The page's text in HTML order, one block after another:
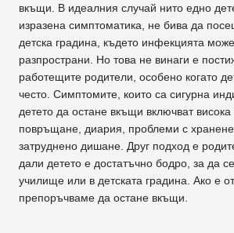
вкъщи. В идеалния случай нито едно
изразена симптоматика, не бива да
детска градина, където инфекцията
разпространи. Но това не винаги е
работещите родители, особено когато
често. Симптомите, които са сигурна
детето да остане вкъщи включват висока
повръщане, диария, проблеми с
затруднено дишане. Друг подход е
дали детето е достатъчно бодро, за да
училище или в детската градина. Ако е
препоръчваме да остане вкъщи.